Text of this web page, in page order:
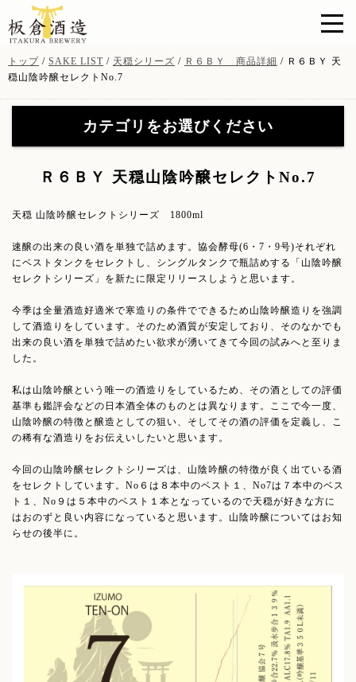
このページの本文へ
現
在
位
トップ / SAKE LIST / 天穏シリーズ / Ｒ６ＢＹ 商品詳細 / Ｒ６ＢＹ 天
穏山陰吟醸セレクトNo.7
カテゴリをお選びください
天穏シリーズ (19)
【特約店限定販売】無窮天
穏シリーズ
(41)
【特約店限定販売】無窮天
イトナミブルワリー
山陰吟醸 酒粕焼酎 (3) 酒粕・酒器・グッツ (9)
Ｒ６ＢＹ 天穏山陰吟醸セレクトNo.7
天穏 山陰吟醸セレクトシリーズ 1800ml
速醸の出来の良い酒を単独で詰めます。協会酵母(6・7・9号)それぞれ
にベストタンクをセレクトし、シングルタンクで瓶詰めする「山陰吟醸
セレクトシリーズ」を新たに限定リリースしようと思います。
今季は全量酒造好適米で寒造りの条件でできるため山陰吟醸造りを強調
して酒造りをしています。そのため酒質が安定しており、そのなかでも
出来の良い酒を単独で詰めたい欲求が湧いてきて今回の試みへと至りま
した。
私は山陰吟醸という唯一の酒造りをしているため、その酒としての評価
基準も鑑評会などの日本酒全体のものとは異なります。ここで今一度、
山陰吟醸の特徴と醸造としての狙い、そしてその酒の評価を定義し、こ
の稀有な酒造りをお伝えいしたいと思います。
今回の山陰吟醸セレクトシリーズは、山陰吟醸の特徴が良く出ている酒
をセレクトしています。No６は８本中のベスト１、No7は７本中のベス
ト１、No９は５本中のベスト１本となっているので天穏が好きな方に
はおのずと良い内容になっていると思います。山陰吟醸についてはお知
らせの後半に。